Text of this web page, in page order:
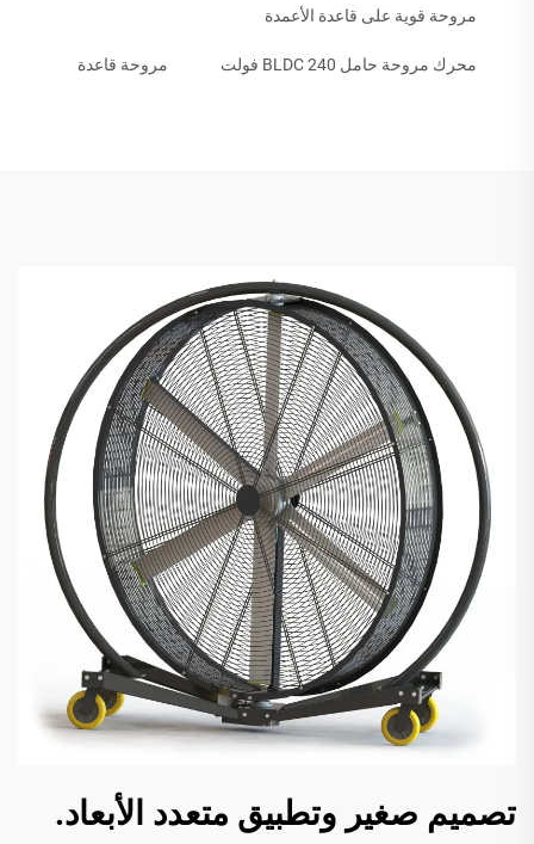
مروحة قوية على قاعدة الأعمدة
محرك مروحة حامل BLDC 240 فولت مروحة قاعدة
تصميم صغير وتطبيق متعدد الأبعاد.